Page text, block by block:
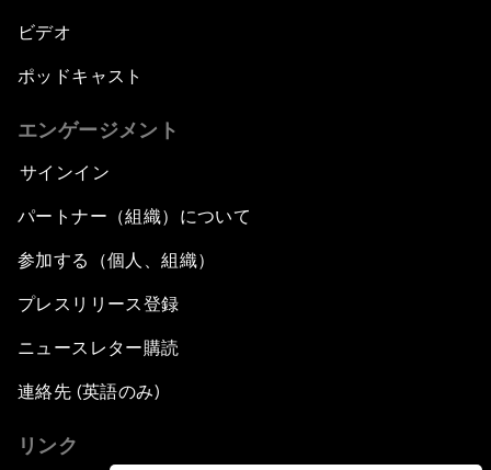
ビデオ
ポッドキャスト
エンゲージメント
サインイン
パートナー（組織）について
参加する（個人、組織）
プレスリリース登録
ニュースレター購読
連絡先 (英語のみ)
リンク